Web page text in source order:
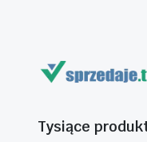
Tysiące